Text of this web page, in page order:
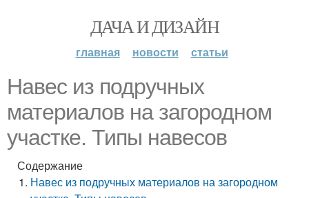
ДАЧА И ДИЗАЙН
главная новости статьи
Навес из подручных
материалов на загородном
участке. Типы навесов
Содержание
Навес из подручных материалов на загородном